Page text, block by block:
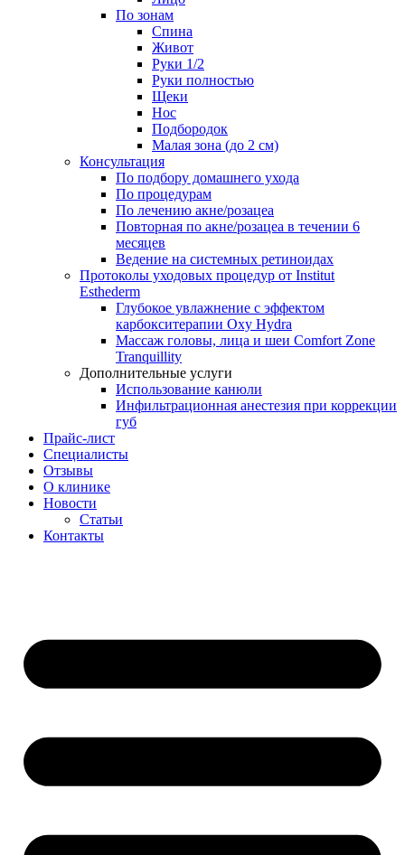
По зонам
Спина
Живот
Руки 1/2
Руки полностью
Щеки
Нос
Подбородок
Малая зона (до 2 см)
Консультация
По подбору домашнего ухода
По процедурам
По лечению акне/розацеа
Повторная по акне/розацеа в течении 6
месяцев
Ведение на системных ретиноидах
Протоколы уходовых процедур от Institut
Esthederm
Глубокое увлажнение с эффектом
карбокситерапии Oxy Hydra
Массаж головы, лица и шеи Comfort Zone
Tranquillity
Дополнительные услуги
Использование канюли
Инфильтрационная анестезия при коррекции
губ
Прайс-лист
Специалисты
Отзывы
О клинике
Новости
Статьи
Контакты